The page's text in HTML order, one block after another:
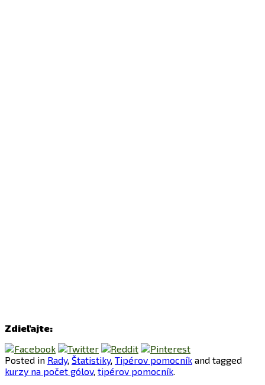
Zdieľajte:
Posted in Rady, Štatistiky, Tipérov pomocník and tagged
kurzy na počet gólov, tipérov pomocník